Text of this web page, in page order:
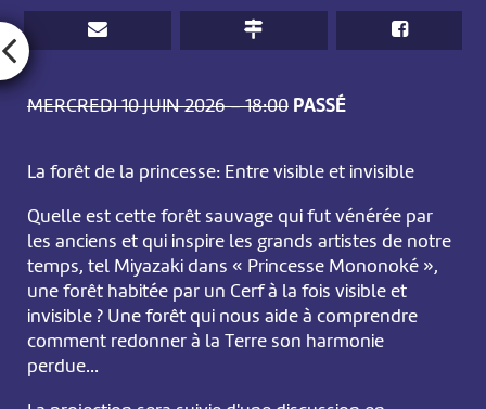
MERCREDI 10 JUIN 2026 – 18:00 PASSÉ
La forêt de la princesse: Entre visible et invisible
Quelle est cette forêt sauvage qui fut vénérée par
les anciens et qui inspire les grands artistes de notre
temps, tel Miyazaki dans « Princesse Mononoké »,
une forêt habitée par un Cerf à la fois visible et
invisible ? Une forêt qui nous aide à comprendre
comment redonner à la Terre son harmonie
perdue…